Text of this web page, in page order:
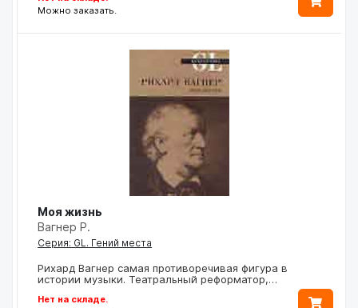
Можно заказать.
Моя жизнь
Вагнер Р.
Серия: GL. Гений места
Рихард Вагнер самая противоречивая фигура в
истории музыки. Театральный реформатор,…
Нет на складе.